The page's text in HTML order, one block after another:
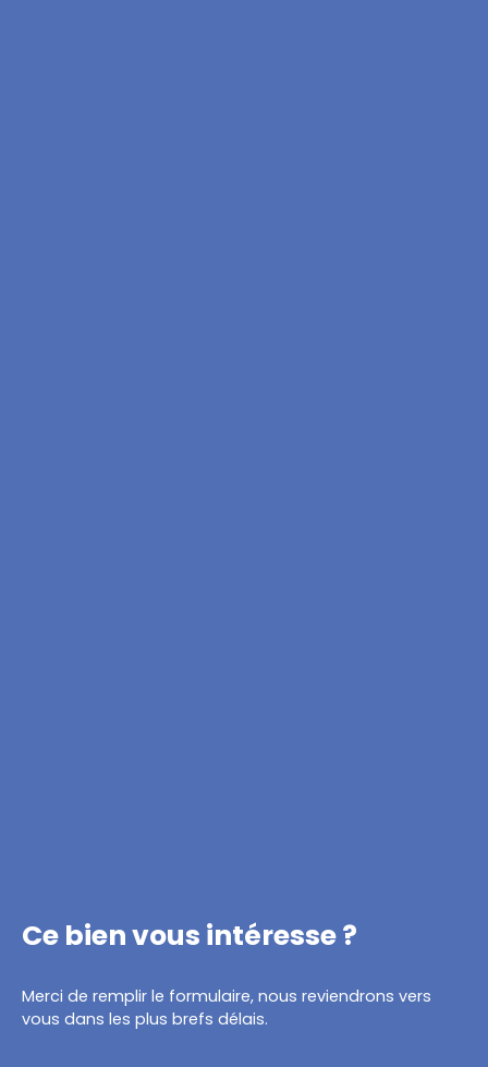
Ce bienvous intéresse ?
Merci de remplir le formulaire, nous reviendrons vers
vous dans les plus brefs délais.